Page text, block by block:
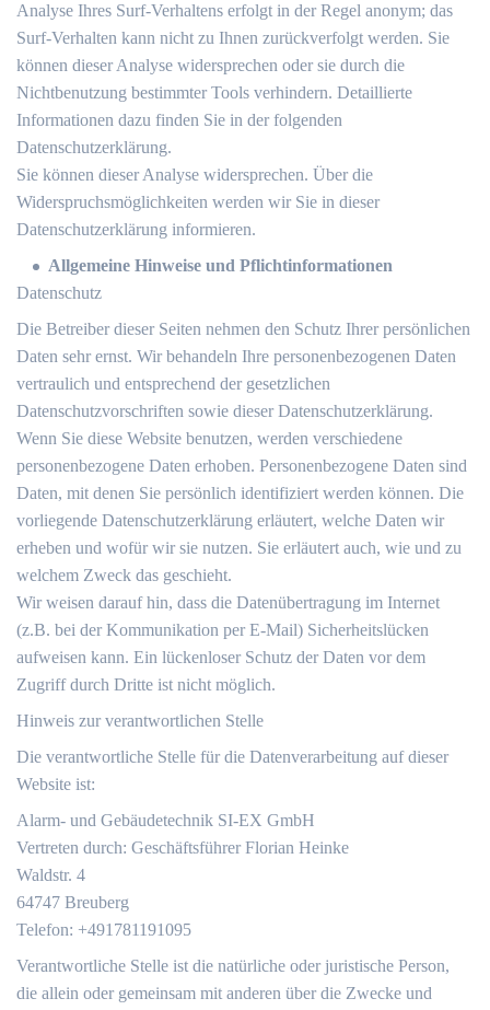
Analyse Ihres Surf-Verhaltens erfolgt in der Regel anonym; das
Surf-Verhalten kann nicht zu Ihnen zurückverfolgt werden. Sie
können dieser Analyse widersprechen oder sie durch die
Nichtbenutzung bestimmter Tools verhindern. Detaillierte
Informationen dazu finden Sie in der folgenden
Datenschutzerklärung.
Sie können dieser Analyse widersprechen. Über die
Widerspruchsmöglichkeiten werden wir Sie in dieser
Datenschutzerklärung informieren.
Allgemeine Hinweise und Pflichtinformationen
Datenschutz
Die Betreiber dieser Seiten nehmen den Schutz Ihrer persönlichen
Daten sehr ernst. Wir behandeln Ihre personenbezogenen Daten
vertraulich und entsprechend der gesetzlichen
Datenschutzvorschriften sowie dieser Datenschutzerklärung.
Wenn Sie diese Website benutzen, werden verschiedene
personenbezogene Daten erhoben. Personenbezogene Daten sind
Daten, mit denen Sie persönlich identifiziert werden können. Die
vorliegende Datenschutzerklärung erläutert, welche Daten wir
erheben und wofür wir sie nutzen. Sie erläutert auch, wie und zu
welchem Zweck das geschieht.
Wir weisen darauf hin, dass die Datenübertragung im Internet
(z.B. bei der Kommunikation per E-Mail) Sicherheitslücken
aufweisen kann. Ein lückenloser Schutz der Daten vor dem
Zugriff durch Dritte ist nicht möglich.
Hinweis zur verantwortlichen Stelle
Die verantwortliche Stelle für die Datenverarbeitung auf dieser
Website ist:
Alarm- und Gebäudetechnik SI-EX GmbH
Vertreten durch: Geschäftsführer Florian Heinke
Waldstr. 4
64747 Breuberg
Telefon: +491781191095
Verantwortliche Stelle ist die natürliche oder juristische Person,
die allein oder gemeinsam mit anderen über die Zwecke und